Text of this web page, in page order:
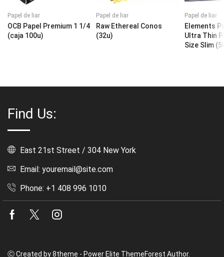
Papel de liar
OCB Papel Premium 1 1/4
(caja 100u)
Papel de liar
Raw Ethereal Conos
(32u)
Papel de liar
Elements
Ultra Thin
Size Slim
Find Us:
East 21st Street / 304 New York
Email: youremail@site.com
Phone: +1 408 996 1010
Facebook
Twitter
Ⓒ Created by 8theme - Power Elite ThemeForest Author.